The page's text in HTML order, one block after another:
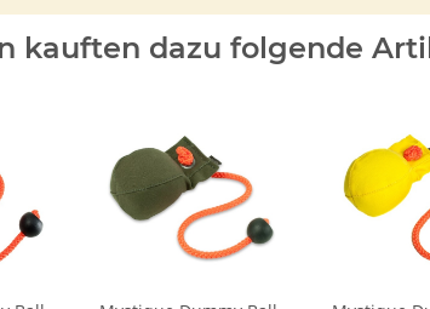
kauften dazu folgende